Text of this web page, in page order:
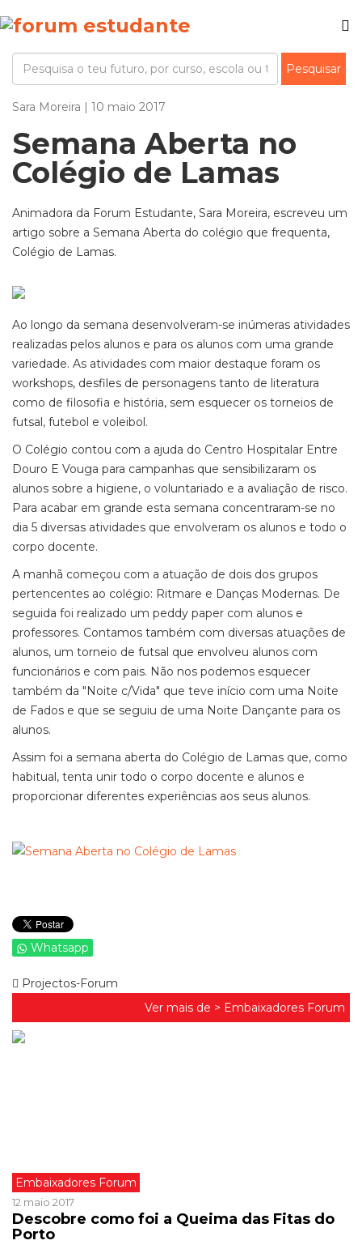
Sara Moreira | 10 maio 2017
Semana Aberta no
Colégio de Lamas
Animadora da Forum Estudante, Sara Moreira, escreveu um
artigo sobre a Semana Aberta do colégio que frequenta,
Colégio de Lamas.
Ao longo da semana desenvolveram-se inúmeras atividades
realizadas pelos alunos e para os alunos com uma grande
variedade. As atividades com maior destaque foram os
workshops, desfiles de personagens tanto de literatura
como de filosofia e história, sem esquecer os torneios de
futsal, futebol e voleibol.
O Colégio contou com a ajuda do Centro Hospitalar Entre
Douro E Vouga para campanhas que sensibilizaram os
alunos sobre a higiene, o voluntariado e a avaliação de risco.
Para acabar em grande esta semana concentraram-se no
dia 5 diversas atividades que envolveram os alunos e todo o
corpo docente.
A manhã começou com a atuação de dois dos grupos
pertencentes ao colégio: Ritmare e Danças Modernas. De
seguida foi realizado um peddy paper com alunos e
professores. Contamos também com diversas atuações de
alunos, um torneio de futsal que envolveu alunos com
funcionários e com pais. Não nos podemos esquecer
também da "Noite c/Vida" que teve início com uma Noite
de Fados e que se seguiu de uma Noite Dançante para os
alunos.
Assim foi a semana aberta do Colégio de Lamas que, como
habitual, tenta unir todo o corpo docente e alunos e
proporcionar diferentes experiências aos seus alunos.
Whatsapp
Projectos-Forum
Ver mais de > Embaixadores Forum
Embaixadores Forum
12 maio 2017
Descobre como foi a Queima das Fitas do
Porto